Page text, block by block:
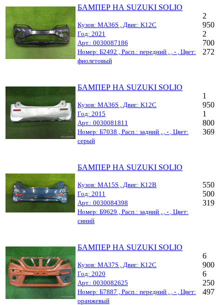
БАМПЕР НА SUZUKI SOLIO
Кузов: MA36S , Двиг.: K12C
Год: 2021
Арт.: 0030087186
Номер: Б2492 , Расп.: передний , , - , Цвет:
фиолетовый
2
950
2
700
272
БАМПЕР НА SUZUKI SOLIO
Кузов: MA36S , Двиг.: K12C
Год: 2015
Арт.: 0030081811
Номер: Б7038 , Расп.: задний , , - , Цвет:
серый
1
950
1
800
369
БАМПЕР НА SUZUKI SOLIO
Кузов: MA15S , Двиг.: K12B
Год: 2011
Арт.: 0030084398
Номер: Б9629 , Расп.: задний , , - , Цвет:
синий
550
500
319
БАМПЕР НА SUZUKI SOLIO
Кузов: MA37S , Двиг.: K12C
Год: 2020
Арт.: 0030082625
Номер: Б7887 , Расп.: передний , , - , Цвет:
оранжевый
6
900
6
250
497